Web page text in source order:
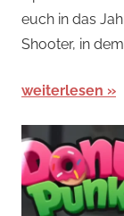
euch in das
Shooter, in
weiterlesen